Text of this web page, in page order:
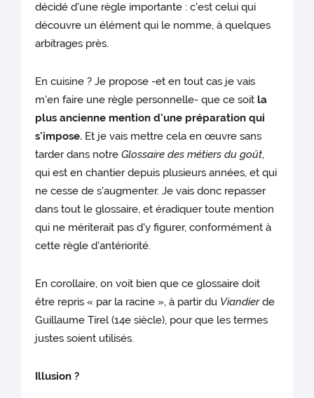
décidé d'une règle importante : c'est celui qui
découvre un élément qui le nomme, à quelques
arbitrages près.
En cuisine ? Je propose -et en tout cas je vais
m'en faire une règle personnelle- que ce soit la
plus ancienne mention d'une préparation qui
s'impose. Et je vais mettre cela en œuvre sans
tarder dans notreGlossaire des métiers du goût,
qui est en chantier depuis plusieurs années, et qui
ne cesse de s'augmenter. Je vais donc repasser
dans tout le glossaire, et éradiquer toute mention
qui ne mériterait pas d'y figurer, conformément à
cette règle d'antériorité.
En corollaire, on voit bien que ce glossaire doit
être repris « par la racine », à partir du Viandierde
Guillaume Tirel (14e siècle), pour que les termes
justes soient utilisés.
Illusion ?